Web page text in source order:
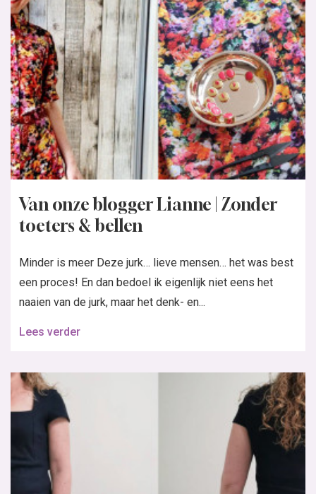
Van onze blogger Lianne | Zonder
toeters & bellen
Minder is meer Deze jurk… lieve mensen… het was best
een proces! En dan bedoel ik eigenlijk niet eens het
naaien van de jurk, maar het denk- en...
Lees verder